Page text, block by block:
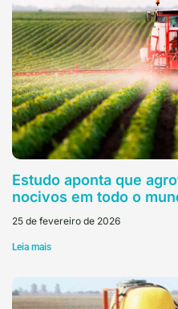
Estudo aponta que
nocivos em todo o
25 de fevereiro de 2026
Leia mais